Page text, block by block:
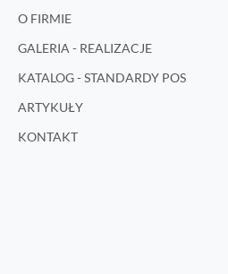
O FIRMIE
GALERIA - REALIZACJE
KATALOG - STANDARDY POS
ARTYKUŁY
KONTAKT